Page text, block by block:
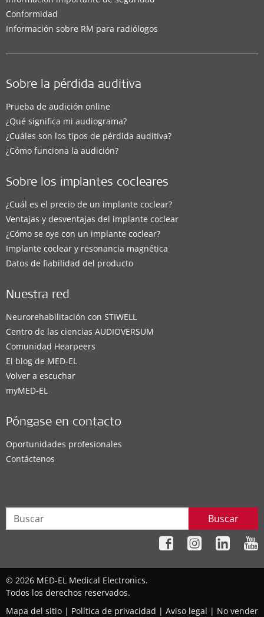
Conformidad
Información sobre RM para radiólogos
Sobre la pérdida auditiva
Prueba de audición online
¿Qué significa mi audiograma?
¿Cuáles son los tipos de pérdida auditiva?
¿Cómo funciona la audición?
Sobre los implantes cocleares
¿Cuál es el precio de un implante coclear?
Ventajas y desventajas del implante coclear
¿Cómo se oye con un implante coclear?
Implante coclear y resonancia magnética
Datos de fiabilidad del producto
Nuestra red
Neurorehabilitación con STIWELL
Centro de las ciencias AUDIOVERSUM
Comunidad Hearpeers
El blog de MED-EL
Volver a escuchar
myMED‑EL
Póngase en contacto
Oportunidades profesionales
Contáctenos
Buscar
© 2026 MED-EL Medical Electronics.
Todos los derechos reservados.
Mapa del sitio | Política de privacidad | Aviso legal | No vender